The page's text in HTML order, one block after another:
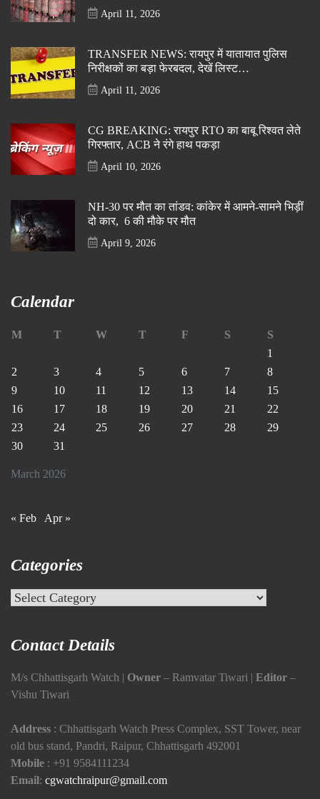
April 11, 2026
TRANSFER NEWS: रायपुर में यातायात पुलिस
निरीक्षकों का बड़ा फेरबदल, देखें लिस्ट…
April 11, 2026
CG BREAKING: रायपुर RTO का बाबू रिश्वत लेते
गिरफ्तार, ACB ने रंगे हाथ पकड़ा
April 10, 2026
NH-30 पर मौत का तांडव: कांकेर में आमने-सामने भिड़ीं
दो कार, 6 की मौके पर मौत
April 9, 2026
Calendar
March 2026
M T W T F S
S
1
2
3 4 5 6 7
8
9
10 11 12 13 14
15
16
17 18 19 20 21
22
23
24 25 26 27 28
29
30
31
« Feb Apr »
Categories
Categories
Contact Details
M/s Chhattisgarh Watch | Owner – Ramvatar Tiwari | Editor –
Vishu Tiwari
Address : Chhattisgarh Watch Press Complex, SST Tower, near
old bus stand, Pandri, Raipur, Chhattisgarh 492001
Mobile : +91 9584111234
Email: cgwatchraipur@gmail.com